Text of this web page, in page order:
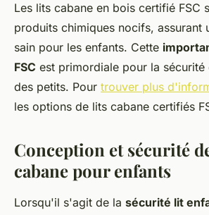
Les lits cabane en bois certifié FSC
produits chimiques nocifs, assurant
sain pour les enfants. Cette
FSC est primordiale pour la sécurité
des petits. Pour trouver plus
les options de lits cabane certifiés
Conception et sécurité
cabane pour enfants
Lorsqu'il s'agit de la sécurité lit